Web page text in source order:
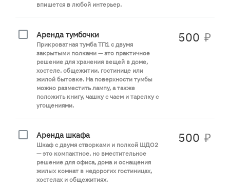
впишется в любой интерьер.
Аренда тумбочки
Прикроватная тумба ТП1 с двумя
закрытыми полками — это практичное
решение для хранения вещей в доме,
хостеле, общежитии, гостинице или
жилой бытовке. На поверхности тумбы
можно разместить лампу, а также
положить книгу, чашку с чаем и тарелку с
угощениями.
500 ₽
Аренда шкафа
Шкаф с двумя створками и полкой ШДО2
— это компактное, но вместительное
решение для офиса, дома и оснащения
жилых комнат в недорогих гостиницах,
хостелах и общежитиях.
500 ₽